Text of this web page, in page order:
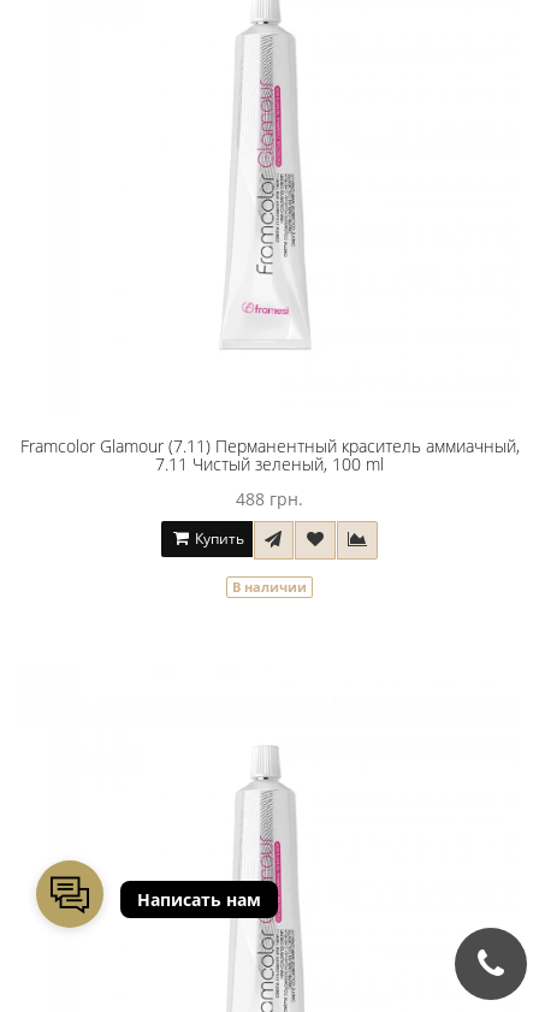
Framcolor Glamour (7.11) Перманентный краситель аммиачный,
7.11 Чистый зеленый, 100 ml
488 грн.
Купить
В наличии